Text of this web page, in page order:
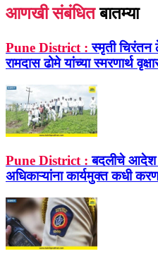
आणखी संबंधित बातम्या
Pune District : स्मृती चिरंतन
रामदास ढोमे यांच्या स्मरणार्थ
Pune District : बदलीचे आदेश
अधिकाऱ्यांना कार्यमुक्त कधी